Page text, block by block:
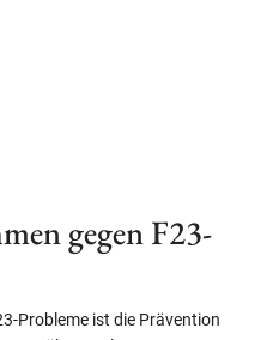
gegen F23-
Probleme ist die Prävention